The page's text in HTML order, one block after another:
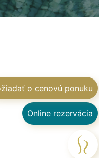
Online rezervácia
o cenovú ponuku